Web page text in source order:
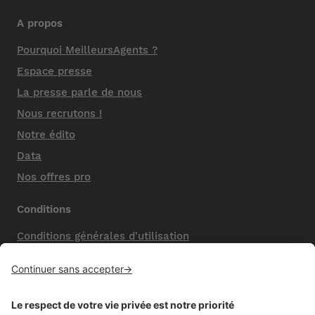
A propos
Pourquoi MeilleursAgents ?
Espace presse
La presse parle de nous
Nous recrutons !
Notre édito
Data
Nos offres pro
Conditions
Conditions générales d'utilisation
Nos honoraires de vente
Politique de confidentialité